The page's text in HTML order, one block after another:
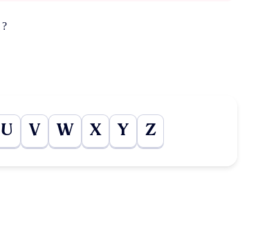
?
U V W X Y Z